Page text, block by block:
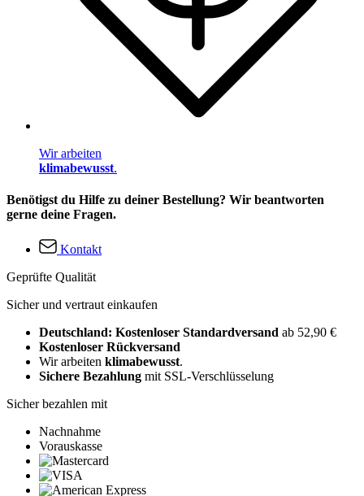
Wir arbeiten
klimabewusst.
Benötigst du Hilfe zu deiner Bestellung? Wir beantworten
gerne deine Fragen.
Kontakt
Geprüfte Qualität
Sicher und vertraut einkaufen
Deutschland: Kostenloser Standardversand ab 52,90 €
Kostenloser Rückversand
Wir arbeiten klimabewusst.
Sichere Bezahlung mit SSL-Verschlüsselung
Sicher bezahlen mit
Nachnahme
Vorauskasse